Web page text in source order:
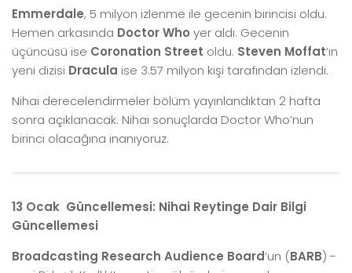
Emmerdale, 5 milyon izlenme ile gecenin birincisi oldu.
Hemen arkasında Doctor Who yer aldı. Gecenin
üçüncüsü ise Coronation Street oldu. Steven Moffat‘ın
yeni dizisi Dracula ise 3.57 milyon kişi tarafından izlendi.
Nihai derecelendirmeler bölüm yayınlandıktan 2 hafta
sonra açıklanacak. Nihai sonuçlarda Doctor Who’nun
birinci olacağına inanıyoruz.
13 Ocak Güncellemesi: Nihai Reytinge Dair Bilgi
Güncellemesi
Broadcasting Research Audience Board‘un (BARB) -